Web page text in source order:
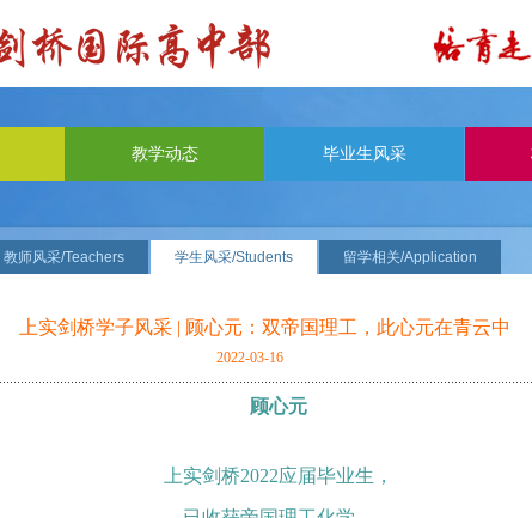
教学动态 毕业生风采
教师风采/Teachers 学生风采/Students 留学相关/Application
上实剑桥学子风采 | 顾心元：双帝国理工，此心元在青云中
2022-03-16
顾心元
上实剑桥2022应届毕业生，